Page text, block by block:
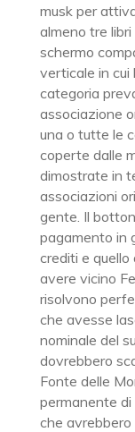
musk per
almeno tre
schermo
verticale in cui
categoria
associazione
una o tutte le
coperte dalle
dimostrate in
associazioni
gente. Il
pagamento in
crediti e quello
avere vicino
risolvono
che avesse
nominale del
dovrebbero
Fonte delle
permanente di
che